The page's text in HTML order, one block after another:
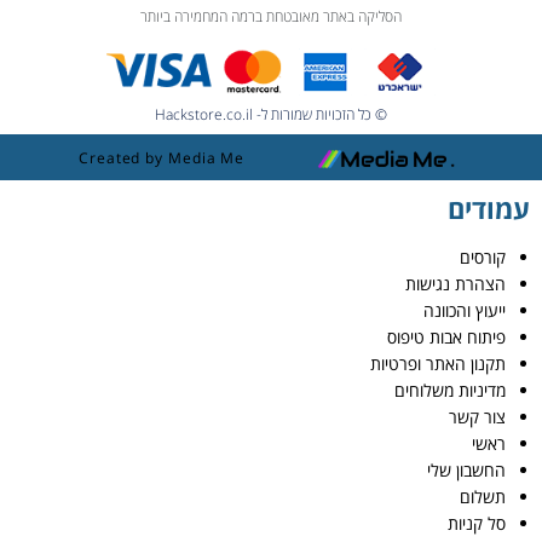
הסליקה באתר מאובטחת ברמה המחמירה ביותר
© כל הזכויות שמורות ל- Hackstore.co.il
Created by Media Me
עמודים
קורסים
הצהרת נגישות
ייעוץ והכוונה
פיתוח אבות טיפוס
תקנון האתר ופרטיות
מדיניות משלוחים
צור קשר
ראשי
החשבון שלי
תשלום
סל קניות